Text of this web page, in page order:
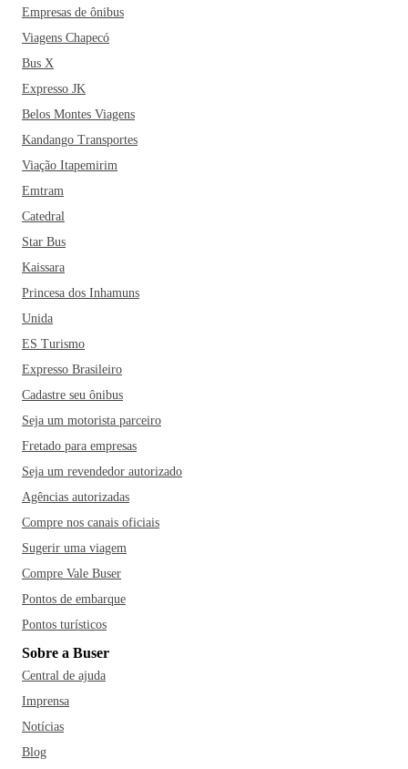
Empresas de ônibus
Viagens Chapecó
Bus X
Expresso JK
Belos Montes Viagens
Kandango Transportes
Viação Itapemirim
Emtram
Catedral
Star Bus
Kaissara
Princesa dos Inhamuns
Unida
ES Turismo
Expresso Brasileiro
Cadastre seu ônibus
Seja um motorista parceiro
Fretado para empresas
Seja um revendedor autorizado
Agências autorizadas
Compre nos canais oficiais
Sugerir uma viagem
Compre Vale Buser
Pontos de embarque
Pontos turísticos
Sobre a Buser
Central de ajuda
Imprensa
Notícias
Blog